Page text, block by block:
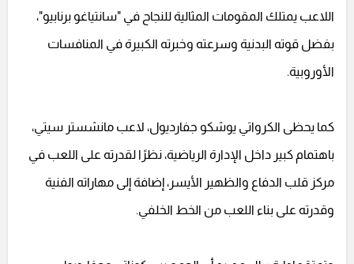
اللاعب يمتلك المقومات المثالية للنجاح في "سانتياغو برنابيو"،
بفضل قوته البدنية وسرعته وخبرته الكبيرة في المنافسات
الأوروبية.
كما يحظى الكرواتي يوشكو جفارديول، لاعب مانشستر سيتي،
باهتمام كبير داخل الإدارة الرياضية، نظرًا لقدرته على اللعب في
مركز قلب الدفاع والظهير الأيسر، إضافة إلى مهاراته الفنية
وقدرته على بناء اللعب من الخط الخلفي.